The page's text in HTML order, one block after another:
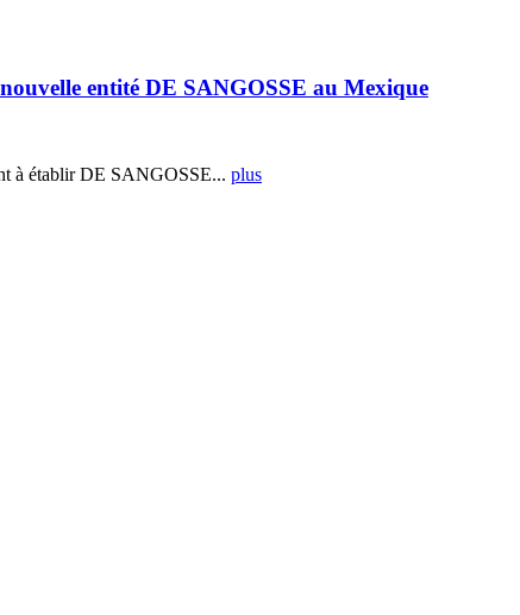
entité DE SANGOSSE au Mexique
à établir DE SANGOSSE... plus